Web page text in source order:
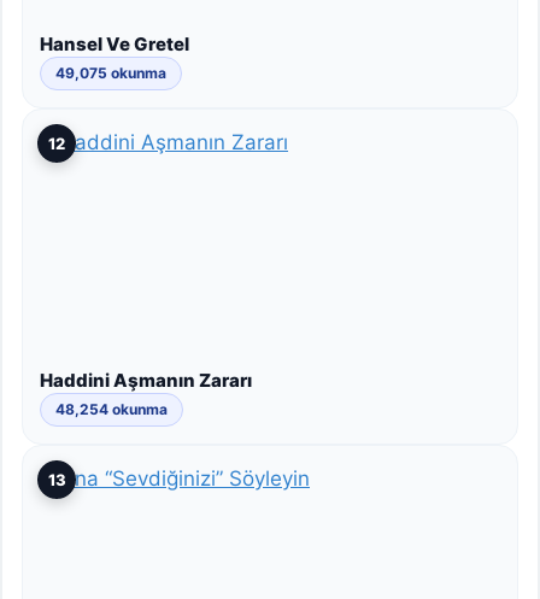
Hansel Ve Gretel
49,075 okunma
12
Haddini Aşmanın Zararı
48,254 okunma
13